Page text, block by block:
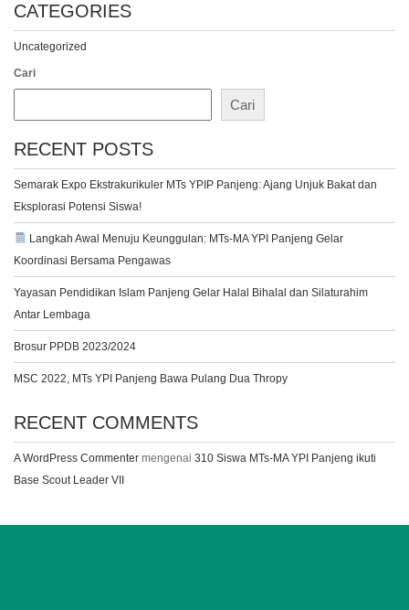
CATEGORIES
Uncategorized
Cari
Cari
RECENT POSTS
Semarak Expo Ekstrakurikuler MTs YPIP Panjeng: Ajang Unjuk Bakat dan
Eksplorasi Potensi Siswa!
Langkah Awal Menuju Keunggulan: MTs-MA YPI Panjeng Gelar
Koordinasi Bersama Pengawas
Yayasan Pendidikan Islam Panjeng Gelar Halal Bihalal dan Silaturahim
Antar Lembaga
Brosur PPDB 2023/2024
MSC 2022, MTs YPI Panjeng Bawa Pulang Dua Thropy
RECENT COMMENTS
A WordPress Commenter mengenai 310 Siswa MTs-MA YPI Panjeng ikuti
Base Scout Leader VII